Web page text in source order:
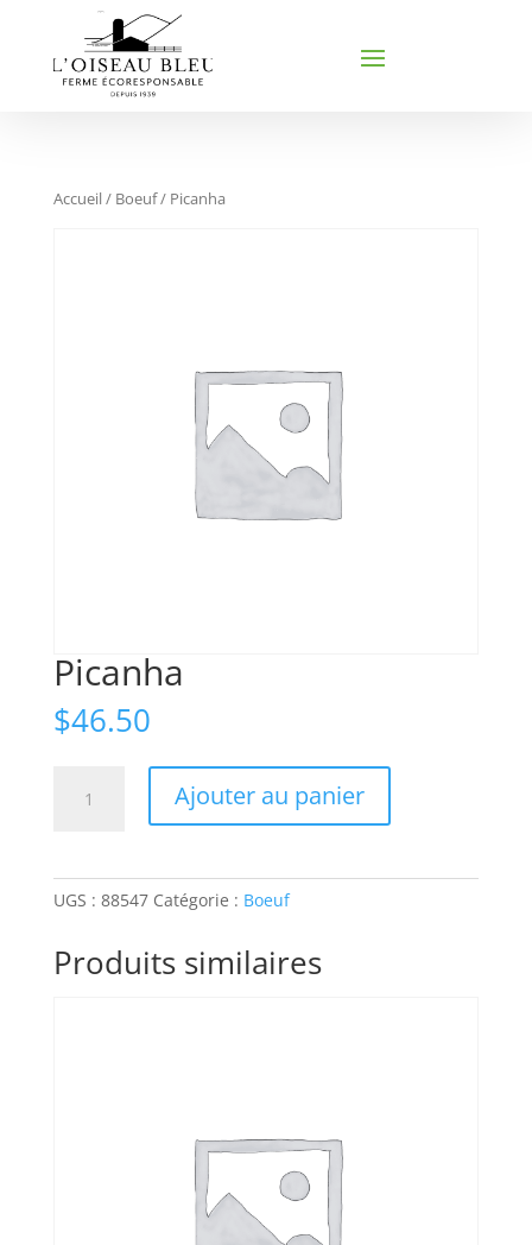
Accueil/ Boeuf/ Picanha
Picanha
$46.50
Ajouter au panier
UGS : 88547 Catégorie : Boeuf
Produits similaires